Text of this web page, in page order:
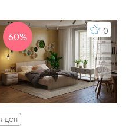
60% 0
ЛДСП